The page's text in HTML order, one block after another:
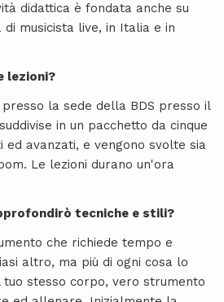
didattica è fondata anche su
musicista live, in Italia e in
lezioni?
la sede della BDS presso il
in un pacchetto da cinque
ed avanzati, e vengono svolte sia
Le lezioni durano un'ora
tecniche e stili?
che richiede tempo e
altro, ma più di ogni cosa lo
stesso corpo, vero strumento